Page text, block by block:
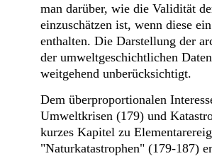
man darüber, wie die Validität
einzuschätzen ist, wenn diese
enthalten. Die Darstellung der
der umweltgeschichtlichen
weitgehend unberücksichtigt.
Dem überproportionalen
Umweltkrisen (179) und
kurzes Kapitel zu
"Naturkatastrophen" (179-187)